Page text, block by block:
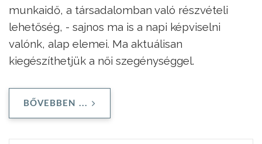
munkaidő, a társadalomban való részvételi
lehetőség, - sajnos ma is a napi képviselni
valónk, alap elemei. Ma aktuálisan
kiegészíthetjük a női szegénységgel.
BŐVEBBEN ...